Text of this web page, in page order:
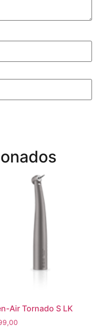
Air Tornado S LK